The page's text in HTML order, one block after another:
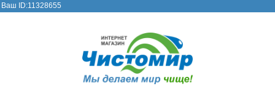
Ваш ID:11328655